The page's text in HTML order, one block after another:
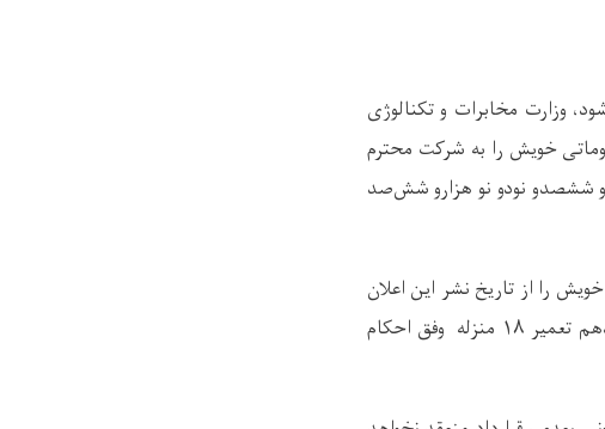
وزارت مخابرات و تکنالوژی
خویش را به شرکت محترم
و ششصدو نودو نو هزارو شش‌صد
را از تاریخ نشر این اعلان
الی هفت روز تقویمی طور کتبی توام با دلایل آن به ریاست تدارکات واقع منزل چهاردهم تعمیر ۱۸ منزله وفق احکام